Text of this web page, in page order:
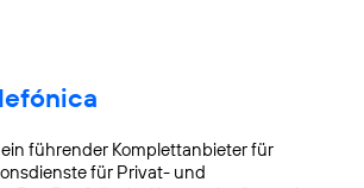
führender Komplettanbieter für
für Privat- und